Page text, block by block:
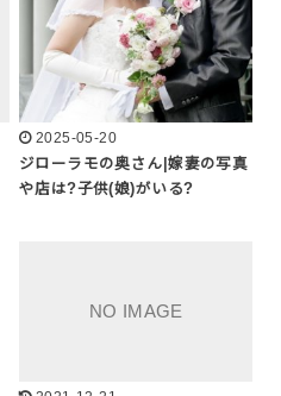
2025-05-20
ジローラモの奥さん|嫁妻の写真
や店は?子供(娘)がいる?